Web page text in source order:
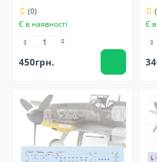
Eduard D72056
(0)
Є в наявності
450грн.
Є